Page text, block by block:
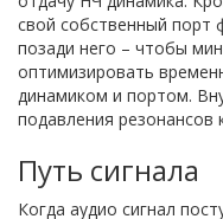
свой собственный порт
позади него – чтобы
оптимизировать
динамиком и портом.
подавления резонансов
Путь сигнала
Когда аудио сигнал